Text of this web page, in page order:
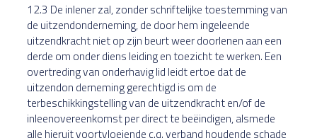
12.3 De inlener zal, zonder schriftelijke toestemming van
de uitzendonderneming, de door hem ingeleende
uitzendkracht niet op zijn beurt weer doorlenen aan een
derde om onder diens leiding en toezicht te werken. Een
overtreding van onderhavig lid leidt ertoe dat de
uitzendon derneming gerechtigd is om de
terbeschikkingstelling van de uitzendkracht en/of de
inleenovereenkomst per direct te beëindigen, alsmede
alle hieruit voortvloeiende c.q. verband houdende schade